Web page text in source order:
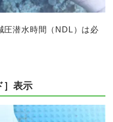
圧潜水時間（NDL）は必
］表示